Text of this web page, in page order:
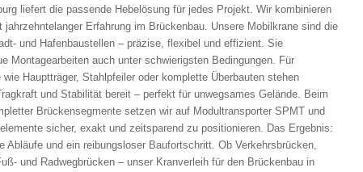
liefert die passende Hebelösung für jedes Projekt. Wir kombinieren
jahrzehntelanger Erfahrung im Brückenbau. Unsere Mobilkrane sind die
und Hafenbaustellen – präzise, flexibel und effizient. Sie
Montagearbeiten auch unter schwierigsten Bedingungen. Für
Hauptträger, Stahlpfeiler oder komplette Überbauten stehen
und Stabilität bereit – perfekt für unwegsames Gelände. Beim
Brückensegmente setzen wir auf Modultransporter SPMT und
sicher, exakt und zeitsparend zu positionieren. Das Ergebnis:
Abläufe und ein reibungsloser Baufortschritt. Ob Verkehrsbrücken,
und Radwegbrücken – unser Kranverleih für den Brückenbau in